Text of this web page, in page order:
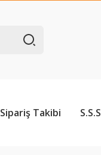
Sipariş Takibi S.S.S